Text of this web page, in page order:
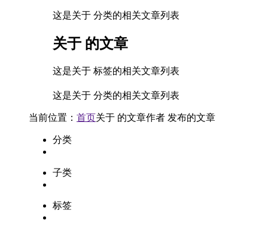
这是关于 分类的相关文章列表
关于 的文章
这是关于 标签的相关文章列表
这是关于 分类的相关文章列表
当前位置： 首页关于 的文章作者 发布的文章
分类
子类
标签